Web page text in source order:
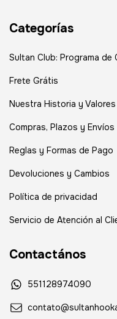
Categorías
Sultan Club: Programa de
Frete Grátis
Nuestra Historia y Valores
Compras, Plazos y Envíos
Reglas y Formas de Pago
Devoluciones y Cambios
Política de privacidad
Servicio de Atención al
Contactános
551128974090